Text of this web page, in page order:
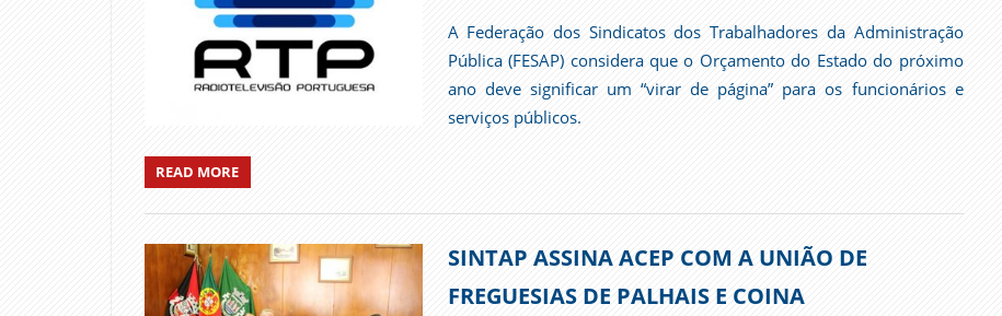
A Federação dos Sindicatos dos Trabalhadores da Administração
Pública (FESAP) considera que o Orçamento do Estado do próximo
ano deve significar um “virar de página” para os funcionários e
serviços públicos.
READ MORE
SINTAP ASSINA ACEP COM A UNIÃO DE
FREGUESIAS DE PALHAIS E COINA